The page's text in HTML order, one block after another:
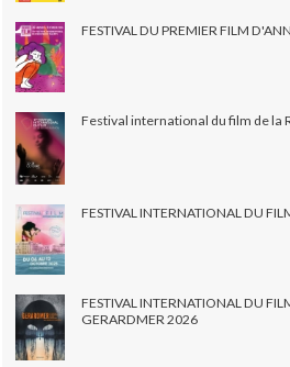
FESTIVAL DU PREMIER FILM
Festival international du film de la
FESTIVAL INTERNATIONAL DU
FESTIVAL INTERNATIONAL DU
GERARDMER 2026